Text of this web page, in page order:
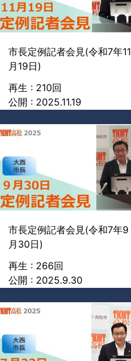
市長定例記者会見(令和7年11
月19日)
再生 : 210回
公開 : 2025.11.19
市長定例記者会見(令和7年9
月30日)
再生 : 266回
公開 : 2025.9.30